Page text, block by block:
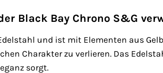
Black Bay Chrono S&G
und ist mit Elementen aus
Charakter zu verlieren. Das
sorgt.